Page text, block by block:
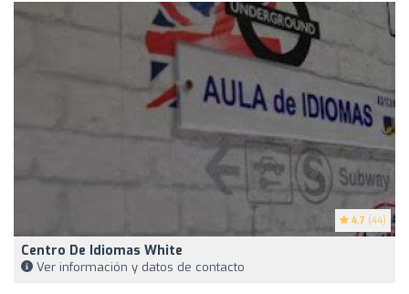
4.7 (44)
Centro De Idiomas White
Ver información y datos de contacto